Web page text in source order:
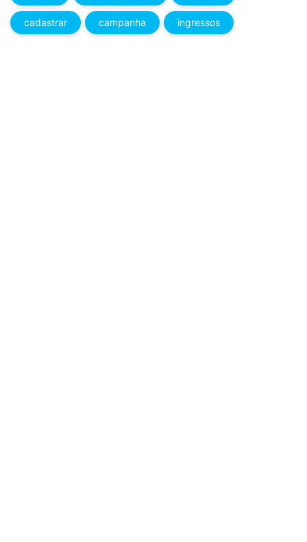
cadastrar campanha ingressos